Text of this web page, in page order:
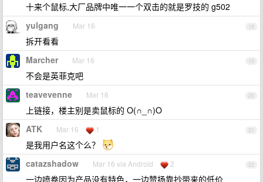
十来个鼠标,大厂品牌中唯一一个双击的就是罗技的 g502
18
yulgang Mar 16
拆开看看
19
Marcher Mar 16
不会是英菲克吧
20
teavevenne Mar 16
上链接，楼主别是卖鼠标的 O(∩_∩)O
21
ATK Mar 16 1
是我用户名这个么？
22
catazshadow Mar 16 via Android 2
一边喷卷因为产品没有特色，一边赞扬靠抄带来的低价